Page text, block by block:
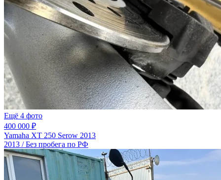
Ещё 4 фото
400 000 ₽
Yamaha XT 250 Serow 2013
2013 / Без пробега по РФ